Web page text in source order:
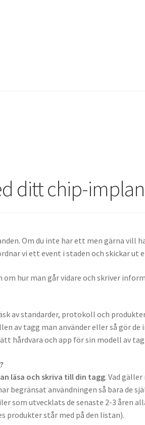
ditt chip-
Om du inte har ett men gärna vill
vi ett event i staden och skickar
hur man går vidare och skriver
av standarder, protokoll och
av tagg man använder eller så gör
hårdvara och app för sin modell av
läsa och skriva till din tagg. Vad
begränsat användningen så bara de
som utvecklats de senaste 2-3 åren
produkter står med på den listan).